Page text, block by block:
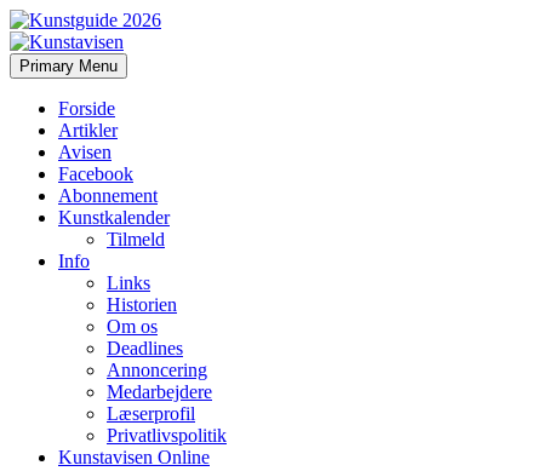
Kunstavisen
Search
Primary Menu Skip
to
Forside
Artikler
Avisen
Facebook
Abonnement
Kunstkalender
Tilmeld
Info
Links
Historien
Om os
Deadlines
Annoncering
Medarbejdere
Læserprofil
Privatlivspolitik
Kunstavisen Online